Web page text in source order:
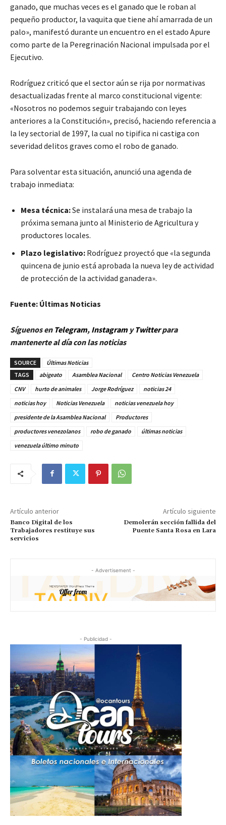
ganado, que muchas veces es el ganado que le roban al
pequeño productor, la vaquita que tiene ahí amarrada de un
palo», manifestó durante un encuentro en el estado Apure
como parte de la Peregrinación Nacional impulsada por el
Ejecutivo.
Rodríguez criticó que el sector aún se rija por normativas
desactualizadas frente al marco constitucional vigente:
«Nosotros no podemos seguir trabajando con leyes
anteriores a la Constitución», precisó, haciendo referencia a
la ley sectorial de 1997, la cual no tipifica ni castiga con
severidad delitos graves como el robo de ganado.
Para solventar esta situación, anunció una agenda de
trabajo inmediata:
Mesa técnica:Se instalará una mesa de trabajo la
próxima semana junto al Ministerio de Agricultura y
productores locales.
Plazo legislativo: Rodríguez proyectó que «la segunda
quincena de junio está aprobada la nueva ley de actividad
de protección de la actividad ganadera».
Fuente: Últimas Noticias
Síguenos en Telegram, InstagramyTwitterpara
mantenerte al día con las noticias
SOURCE
Últimas Noticias
TAGS
abigeato Asamblea Nacional
Centro Noticias Venezuela
CNV
hurto de animales Jorge Rodríguez
noticias 24
noticias hoy
Noticias Venezuela
noticias venezuela hoy
presidente de la Asamblea Nacional
Productores
productores venezolanos
robo de ganado
últimas noticias
venezuela último minuto
Artículo anterior
Banco Digital de los
Trabajadores restituye sus
servicios
Artículo siguiente
Demolerán sección fallida del
Puente Santa Rosa en Lara
- Advertisement -
- Publicidad -